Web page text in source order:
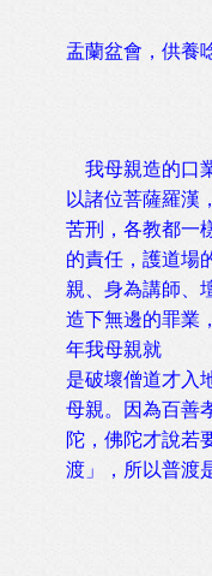
盂蘭盆會，供養
我母親造的口
以諸位菩薩羅漢
苦刑，各教都一
的責任，護道場
親、身為講師、
造下無邊的罪業
年我母親就
是破壞僧道才入
母親。因為百善
陀，佛陀才說若
渡」，所以普渡